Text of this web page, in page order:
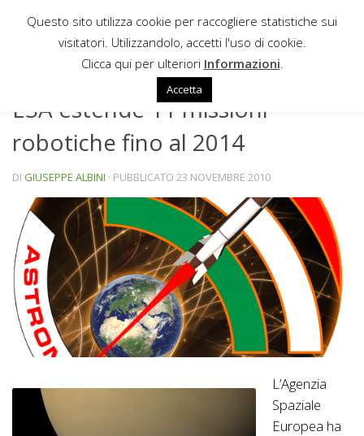
Sotto il contenuto
ESA estende 11 missioni
robotiche fino al 2014
DI GIUSEPPE ALBINI · PUBBLICATO 23 NOVEMBRE 2010
L’Agenzia
Spaziale
Europea ha
Questo sito utilizza cookie per raccogliere statistiche sui
visitatori. Utilizzandolo, accetti l'uso di cookie.
Clicca qui per ulteriori Informazioni
Accetta